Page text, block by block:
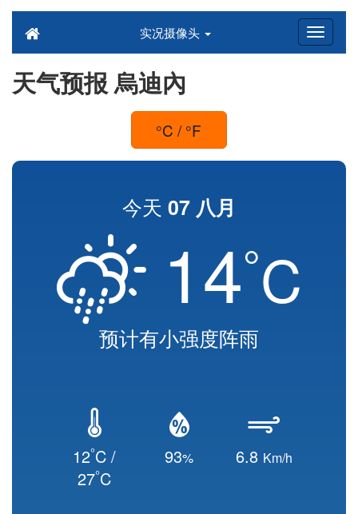
实况摄像头
天气预报 烏迪內
°C / °F
今天 07 八月
14°C
预计有小强度阵雨
12°C /
27°C
93% 6.8 Km/h